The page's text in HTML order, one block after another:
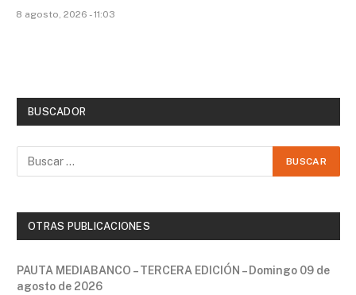
8 agosto, 2026 - 11:03
BUSCADOR
OTRAS PUBLICACIONES
PAUTA MEDIABANCO – TERCERA EDICIÓN – Domingo 09 de
agosto de 2026